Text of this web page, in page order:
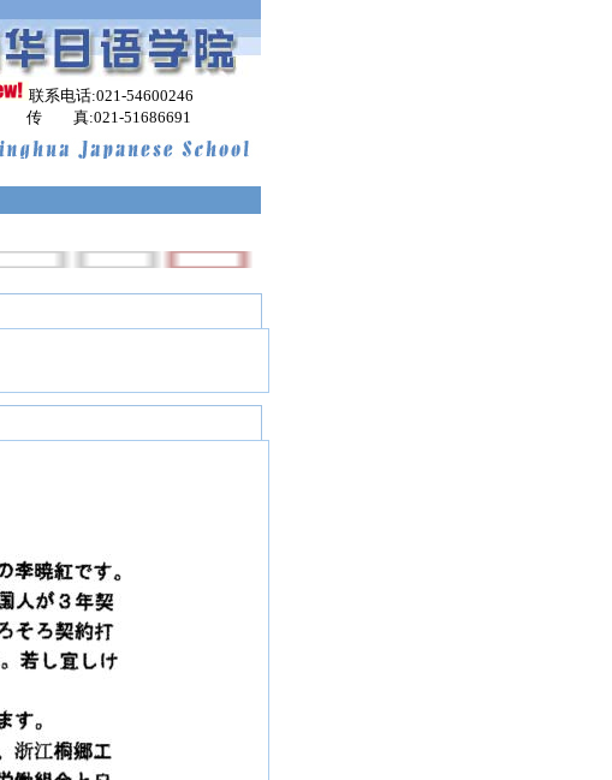
联系电话:021-54600246
真:021-51686691